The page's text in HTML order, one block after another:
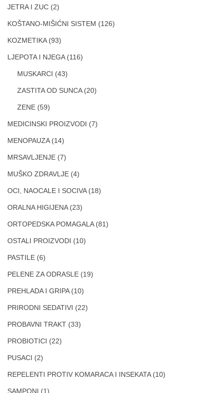
JETRA I ZUC (2)
KOŠTANO-MIŠIĆNI SISTEM (126)
KOZMETIKA (93)
LJEPOTA I NJEGA (116)
MUSKARCI (43)
ZASTITA OD SUNCA (20)
ZENE (59)
MEDICINSKI PROIZVODI (7)
MENOPAUZA (14)
MRSAVLJENJE (7)
MUŠKO ZDRAVLJE (4)
OCI, NAOCALE I SOCIVA (18)
ORALNA HIGIJENA (23)
ORTOPEDSKA POMAGALA (81)
OSTALI PROIZVODI (10)
PASTILE (6)
PELENE ZA ODRASLE (19)
PREHLADA I GRIPA (10)
PRIRODNI SEDATIVI (22)
PROBAVNI TRAKT (33)
PROBIOTICI (22)
PUSACI (2)
REPELENTI PROTIV KOMARACA I INSEKATA (10)
SAMPONI (1)